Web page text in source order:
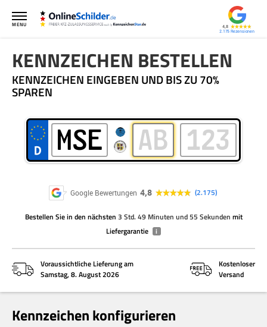
4,8
2.175
MENU
KENNZEICHEN BESTELLEN
KENNZEICHEN EINGEBEN UND BIS ZU 70%
SPAREN
Google Bewertungen 4,8 2.175
Bestellen Siein den nächsten 3 Std. 49 Minuten und 55 Sekunden mit
Liefergarantie
i
Voraussichtliche Lieferung am
Samstag, 8. August 2026
Kostenloser
Versand
Kennzeichen konfigurieren